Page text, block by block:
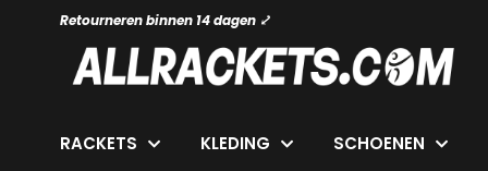
Retourneren binnen 14 dagen ⤦
RACKETS KLEDING SCHOENEN